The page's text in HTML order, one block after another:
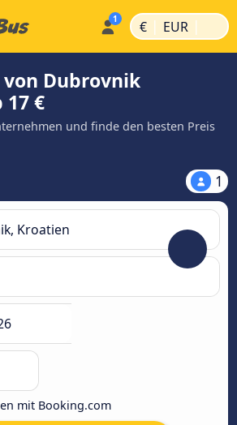
€ | EUR |
Dubrovnik
17 €
und finde den besten Preis
1
mit Booking.com